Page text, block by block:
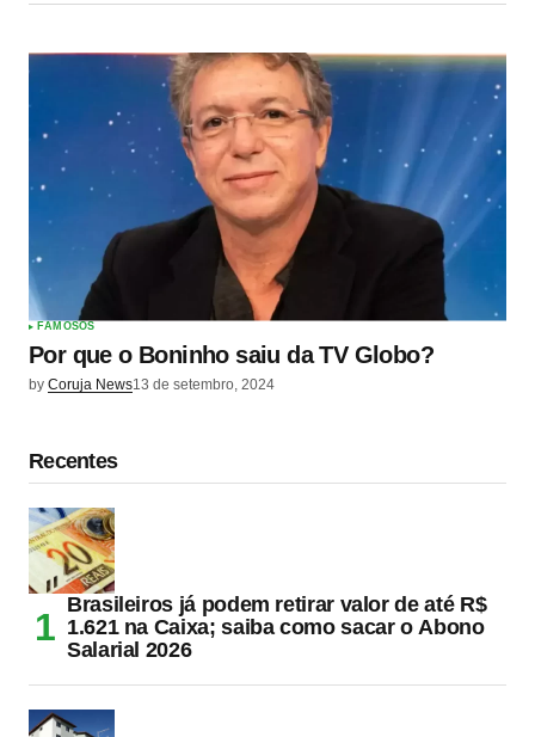
FAMOSOS
Por que o Boninho saiu da TV Globo?
by Coruja News13 de setembro, 2024
Recentes
Brasileiros já podem retirar valor de até R$
1.621 na Caixa; saiba como sacar o Abono
Salarial 2026